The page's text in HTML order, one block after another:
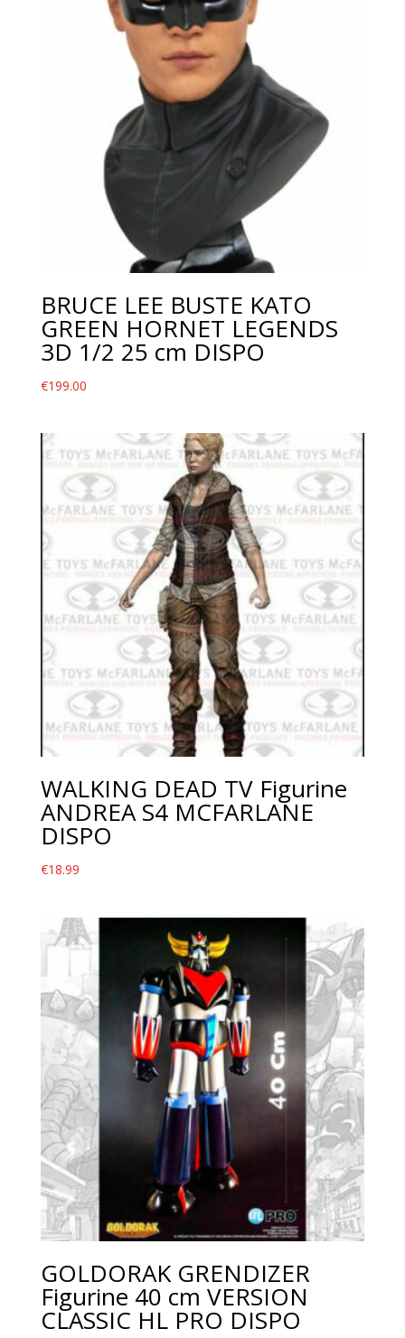
BRUCE LEE BUSTE KATO
GREEN HORNET LEGENDS
3D 1/2 25 cm DISPO
€199.00
WALKING DEAD TV Figurine
ANDREA S4 MCFARLANE
DISPO
€18.99
GOLDORAK GRENDIZER
Figurine 40 cm VERSION
CLASSIC HL PRO DISPO